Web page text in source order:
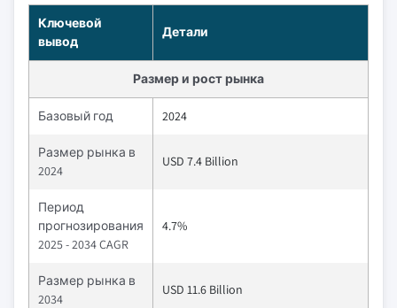
Ключевой
вывод
Детали
Размер и рост рынка
Базовый год 2024
Размер рынка в
2024
USD 7.4 Billion
Период
прогнозирования
2025 - 2034 CAGR
4.7%
Размер рынка в
2034
USD 11.6 Billion